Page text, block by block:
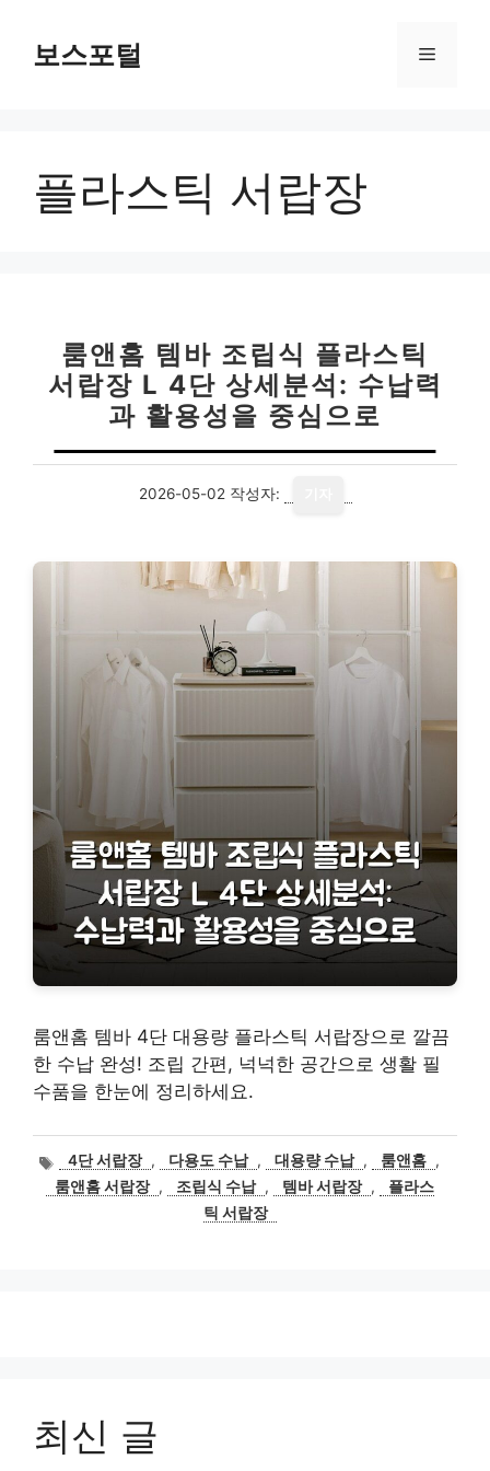
보스포털 메
플라스틱 서랍장
룸앤홈 템바 조립식 플라스틱
서랍장 L 4단 상세분석: 수납력
과 활용성을 중심으로
2026-05-02 작성자:
룸앤홈 템바 4단 대용량 플라스틱 서랍장으로 깔끔
한 수납 완성! 조립 간편, 넉넉한 공간으로 생활 필
수품을 한눈에 정리하세요.
태
그
4단 서랍장 , 다용도 수납 , 대용량 수납 , 룸앤홈 ,
룸앤홈 서랍장 , 조립식 수납 , 템바 서랍장 ,
플라스
틱 서랍장
최신 글